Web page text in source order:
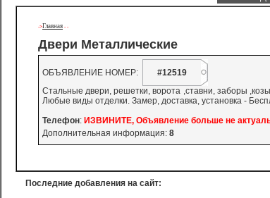
->Главная - -
Двери Металлические
ОБЪЯВЛЕНИЕ НОМЕР:
#12519
Стальные двери, решетки, ворота ,ставни, заборы
Любые виды отделки. Замер, доставка, установка -
Телефон: ИЗВИНИТЕ, Объявление больше не
Дополнительная информация: 8
Последние добавления на сайт: